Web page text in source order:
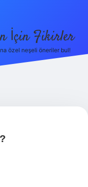
İçin Fikirler
özel neşeli öneriler bul!